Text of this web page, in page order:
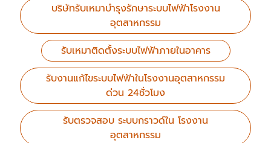
บริษัทรับเหมาบำรุงรักษาระบบไฟฟ้าโรงงาน
อุตสาหกรรม
รับเหมาติดตั้งระบบไฟฟ้าภายในอาคาร
รับงานแก้ไขระบบไฟฟ้าในโรงงานอุตสาหกรรม
ด่วน 24ชั่วโมง
รับตรวจสอบ ระบบกราวด์ใน โรงงาน
อุตสาหกรรม